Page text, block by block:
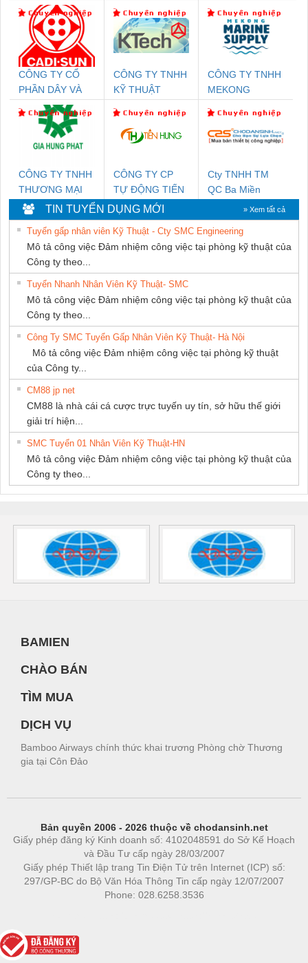
CÔNG TY CỔ
PHẦN DÂY VÀ
CÁP ĐIỆN
THƯỢNG ĐÌNH
CÔNG TY TNHH
KỸ THUẬT
NAM
CÔNG TY TNHH
MEKONG
SUPPLY
CÔNG TY TNHH
THƯƠNG MẠI
DỊCH VỤ KỸ
THUẬT ĐIỆN CƠ
GIA HƯNG PHÁT
CÔNG TY CP
TỰ ĐỘNG TIẾN
HƯNG
Cty TNHH TM
QC Ba Miền
TIN TUYỂN DỤNG MỚI » Xem tất cả
Tuyển gấp nhân viên Kỹ Thuật - Cty SMC Engineering
Mô tả công việc Đảm nhiệm công việc tại phòng kỹ thuật của
Công ty theo...
Tuyển Nhanh Nhân Viên Kỹ Thuật- SMC
Mô tả công việc Đảm nhiệm công việc tại phòng kỹ thuật của
Công ty theo...
Công Ty SMC Tuyển Gấp Nhân Viên Kỹ Thuật- Hà Nội
Mô tả công việc Đảm nhiệm công việc tại phòng kỹ thuật
của Công ty...
CM88 jp net
CM88 là nhà cái cá cược trực tuyến uy tín, sở hữu thế giới
giải trí hiện...
SMC Tuyển 01 Nhân Viên Kỹ Thuật-HN
Mô tả công việc Đảm nhiệm công việc tại phòng kỹ thuật của
Công ty theo...
BAMIEN
CHÀO BÁN
TÌM MUA
DỊCH VỤ
Bamboo Airways chính thức khai trương Phòng chờ Thương
gia tại Côn Đảo
Bản quyền 2006 - 2026 thuộc về chodansinh.net
Giấy phép đăng ký Kinh doanh số: 4102048591 do Sở Kế Hoạch
và Đầu Tư cấp ngày 28/03/2007
Giấy phép Thiết lập trang Tin Điện Tử trên Internet (ICP) số:
297/GP-BC do Bộ Văn Hóa Thông Tin cấp ngày 12/07/2007
Phone: 028.6258.3536